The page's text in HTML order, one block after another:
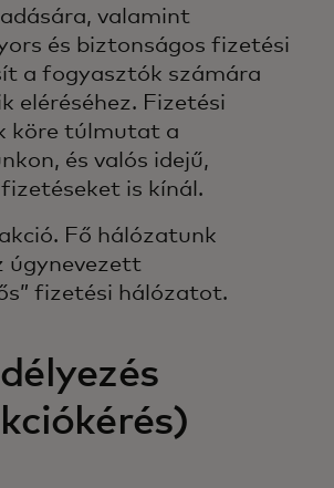
valamint
és biztonságos fizetési
a fogyasztók számára
eléréséhez. Fizetési
köre túlmutat a
és valós idejű,
is kínál.
Fő hálózatunk
úgynevezett
fizetési hálózatot.